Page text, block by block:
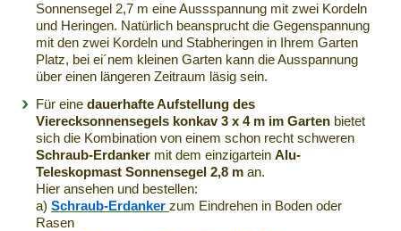
Sonnensegel 2,7 m eine Aussspannung mit zwei Kordeln
und Heringen. Natürlich beansprucht die Gegenspannung
mit den zwei Kordeln und Stabheringen in Ihrem Garten
Platz, bei ei´nem kleinen Garten kann die Ausspannung
über einen längeren Zeitraum läsig sein.
Für eine dauerhafte Aufstellung des
Vierecksonnensegels konkav 3 x 4 m im Garten bietet
sich die Kombination von einem schon recht schweren
Schraub-Erdanker mit dem einzigartein Alu-
Teleskopmast Sonnensegel 2,8 m an.
Hier ansehen und bestellen:
a) Schraub-Erdanker zum Eindrehen in Boden oder
Rasen